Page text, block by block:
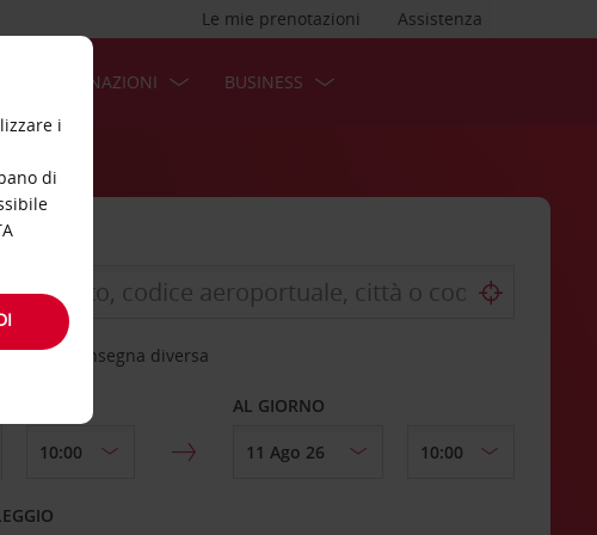
Assistenza
Le mie prenotazioni
DESTINAZIONI BUSINESS
di riconsegna diversa
AL GIORNO
i
di